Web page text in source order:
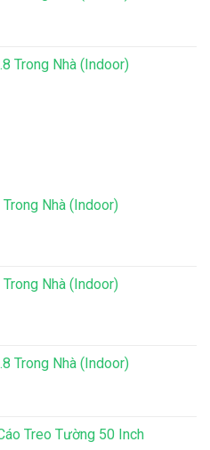
Trong Nhà (Indoor)
Nhà (Indoor)
Nhà (Indoor)
Trong Nhà (Indoor)
Treo Tường 50 Inch